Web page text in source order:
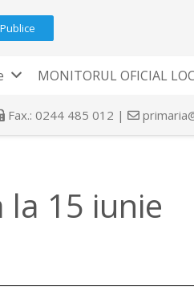
MONITORUL OFICIAL
Fax.: 0244 485 012 |
la 15 iunie